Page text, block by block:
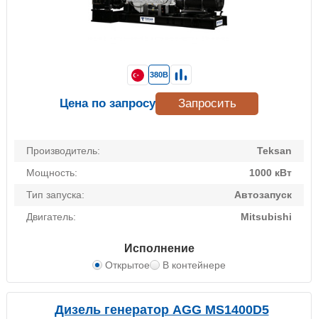
Производитель:
Teksan
Мощность:
1000 кВт
Тип запуска:
Автозапуск
Двигатель:
Mitsubishi
Исполнение
Открытое В контейнере
380В
Цена по запросу Запросить
Дизель генератор AGG MS1400D5